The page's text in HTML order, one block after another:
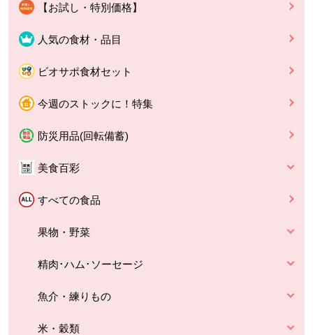
【お試し・特別価格】
人気の食材・品目
ビオサポ食材セット
今週のストックに！特集
防災用品(回転備蓄)
美食百彩
すべての食品
果物・野菜
精肉･ハム･ソーセージ
魚介・練りもの
米・穀類